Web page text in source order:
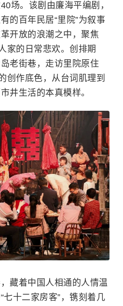
场。该剧由廉海平编剧，
的百年民居“里院”为叙事
开放的浪潮之中，聚焦
家的日常悲欢。创排期
老街巷，走访里院原住
创作底色，从台词肌理到
井生活的本真模样。
藏着中国人相通的人情温
七十二家房客”，镌刻着几